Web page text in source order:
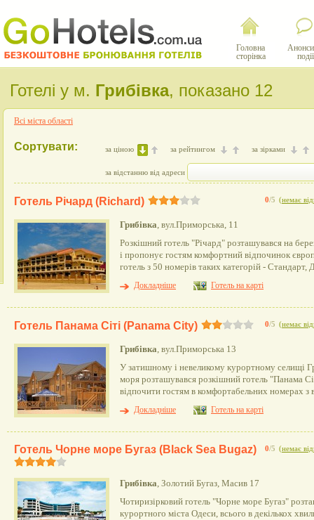
Головна
сторінка
події
Готелі у м. Грибівка, показано 12
Всі міста області
Сортувати: за ціною за рейтингом за зірками
за відстанню від адреси
0/5 (немає
Готель Річард (Richard)
Грибівка, вул.Приморська, 11
Розкішний готель "Річард" розташувався на
і пропонує гостям комфортний відпочинок
готель з 50 номерів таких категорій -
Докладніше
Готель на карті
0/5 (немає
Готель Панама Сіті (Panama City)
Грибівка, вул.Приморська 13
У затишному і невеликому курортному селищі
моря розташувався розкішний готель "Панама
відпочити гостям в комфортабельних номерах з
Докладніше
Готель на карті
0/5 (немає
Готель Чорне море Бугаз (Black Sea Bugaz)
Грибівка, Золотий Бугаз, Масив 17
Чотиризірковий готель "Чорне море Бугаз"
курортного міста Одеси, всього в декількох